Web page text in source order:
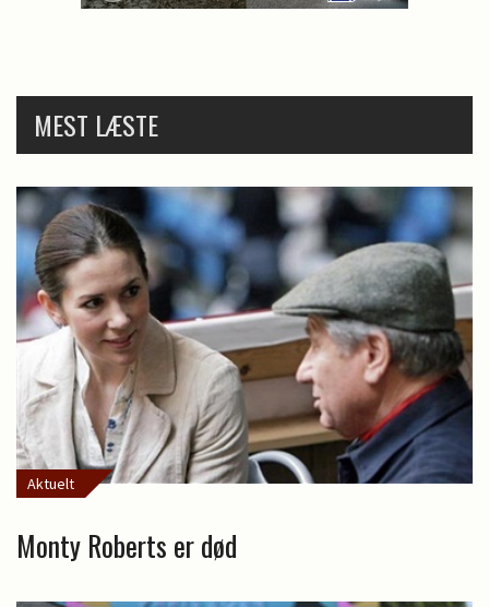
MEST LÆSTE
Aktuelt
Monty Roberts er død